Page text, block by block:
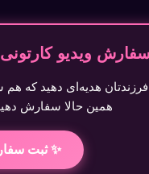
ویدیو
فرزندتان هدیه‌ای دهید که
همین حالا سفارش
✨ ثبت